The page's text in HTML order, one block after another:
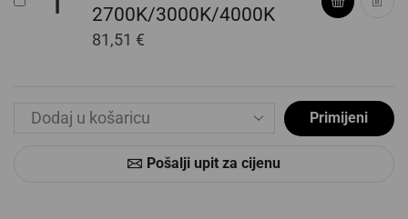
2700K/3000K/4000K
81,51 €
Primijeni
Pošalji upit za cijenu